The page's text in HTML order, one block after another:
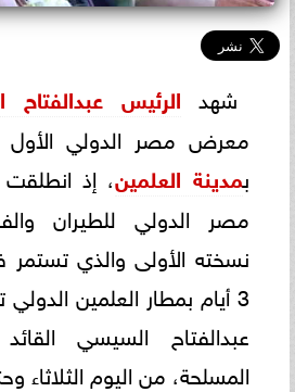
شهد الرئيس
معرض مصر الدولي الأول
بمدينة العلمين، إذ
نسخته الأولى والذي تستمر
3 أيام بمطار العلمين
عبدالفتاح السيسي
المسلحة، من اليوم الثلاثاء